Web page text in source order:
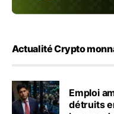
Actualité Crypto
Emploi
détruits